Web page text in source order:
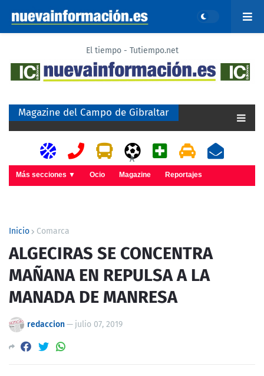
El tiempo - Tutiempo.net
Magazine del Campo de Gibraltar
A
Más secciones ▼ Ocio Magazine Reportajes
Inicio Comarca
ALGECIRAS SE CONCENTRA
MAÑANA EN REPULSA A LA
MANADA DE MANRESA
redaccion— julio 07, 2019